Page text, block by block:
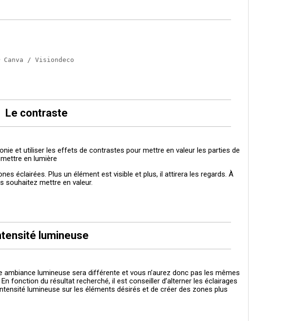
/ Visiondeco
Le contraste
et utiliser les effets de contrastes pour mettre en valeur les parties de
en lumière
éclairées. Plus un élément est visible et plus, il attirera les regards. À
souhaitez mettre en valeur.
lumineuse
ambiance lumineuse sera différente et vous n’aurez donc pas les mêmes
fonction du résultat recherché, il est conseiller d’alterner les éclairages
lumineuse sur les éléments désirés et de créer des zones plus